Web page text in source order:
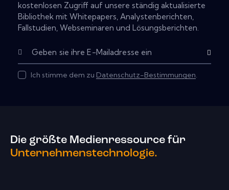
kostenlosen Zugriff auf unsere ständig aktualisierte
Bibliothek mit Whitepapers, Analystenberichten,
Fallstudien, Webseminaren und Lösungsberichten.
Ich stimme dem zu Datenschutz-Bestimmungen.
Die größte Medienressource für
Unternehmenstechnologie.